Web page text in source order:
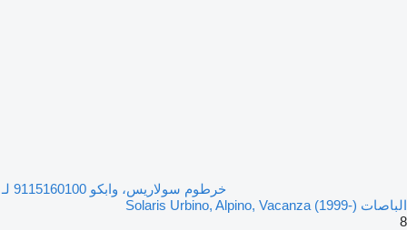
خرطوم سولاريس، وابكو 9115160100 لـ
الباصات Solaris Urbino, Alpino, Vacanza (1999-)
8